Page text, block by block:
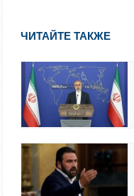
ЧИТАЙТЕ ТАКЖЕ